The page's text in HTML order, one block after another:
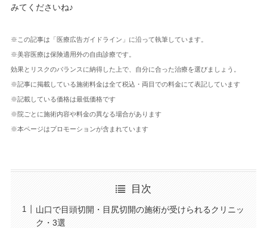
みてくださいね♪
※この記事は「医療広告ガイドライン」に沿って執筆しています。
※美容医療は保険適用外の自由診療です。
効果とリスクのバランスに納得した上で、自分に合った治療を選びましょう。
※記事に掲載している施術料金は全て税込・両目での料金にて表記しています
※記載している価格は最低価格です
※院ごとに施術内容や料金の異なる場合があります
※本ページはプロモーションが含まれています
目次
山口で目頭切開・目尻切開の施術が受けられるクリニッ
ク・3選